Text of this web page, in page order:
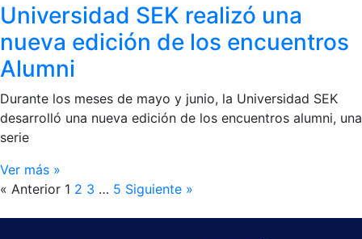
Universidad SEK realizó una
nueva edición de los encuentros
Alumni
Durante los meses de mayo y junio, la Universidad SEK
desarrolló una nueva edición de los encuentros alumni, una
serie
Ver más »
« Anterior 1 2 3 … 5 Siguiente »